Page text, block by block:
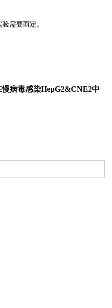
需要而定。
病毒感染HepG2&CNE2中